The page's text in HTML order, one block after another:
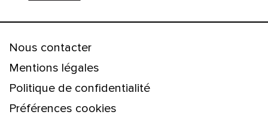
Nous contacter
Mentions légales
Politique de confidentialité
Préférences cookies